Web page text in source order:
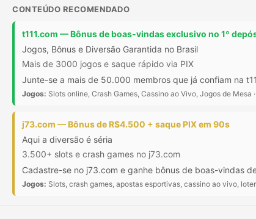
CONTEÚDO RECOMENDADO
t111.com — Bônus de boas-vindas exclusivo no 1º
Jogos, Bônus e Diversão Garantida no Brasil
Mais de 3000 jogos e saque rápido via PIX
Junte-se a mais de 50.000 membros que já confiam na
Jogos: Slots online, Crash Games, Cassino ao Vivo, Jogos de Mesa ·
j73.com — Bônus de R$4.500 + saque PIX em 90s
Aqui a diversão é séria
3.500+ slots e crash games no j73.com
Cadastre-se no j73.com e ganhe bônus de boas-vindas
Jogos: Slots, crash games, apostas esportivas, cassino ao vivo,